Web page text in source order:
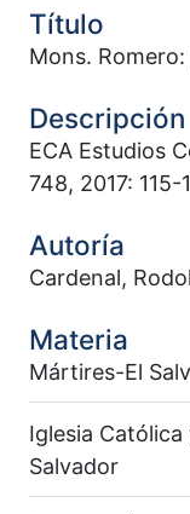
Título
Mons.
Descripción
ECA Estudios
748, 2017: 115-
Autoría
Cardenal,
Materia
Mártires-El
Iglesia
Salvador